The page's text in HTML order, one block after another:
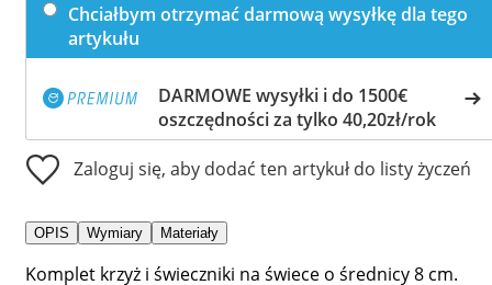
Chciałbym otrzymać darmową wysyłkę dla tego
artykułu
DARMOWE wysyłki i do 1500€
oszczędności za tylko 40,20zł/rok
Zaloguj się, aby dodać ten artykuł do listy życzeń
OPIS Wymiary Materiały
Komplet krzyż i świeczniki na świece o średnicy 8 cm.